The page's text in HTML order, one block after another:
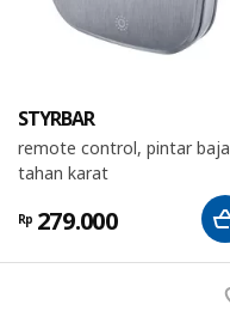
STYRBAR
remote control, pintar baja
tahan karat
Rp 279.000